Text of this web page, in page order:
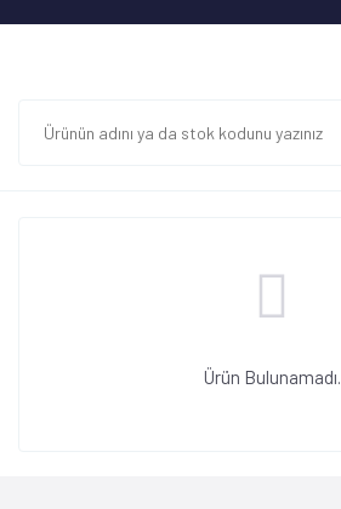
Ürün Bulunamadı.